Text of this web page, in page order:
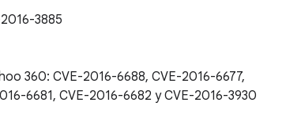
3885
360: CVE-2016-6688, CVE-2016-6677,
6681, CVE-2016-6682 y CVE-2016-3930